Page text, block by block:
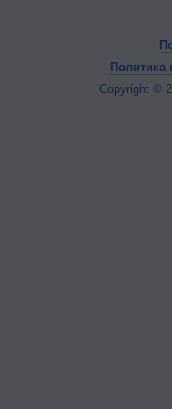
Политика
Copyright ©